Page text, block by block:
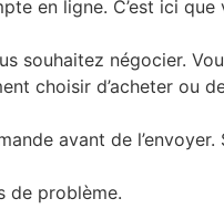
en ligne. C’est ici
souhaitez négocier.
choisir d’acheter ou
avant de l’envoyer.
de problème.